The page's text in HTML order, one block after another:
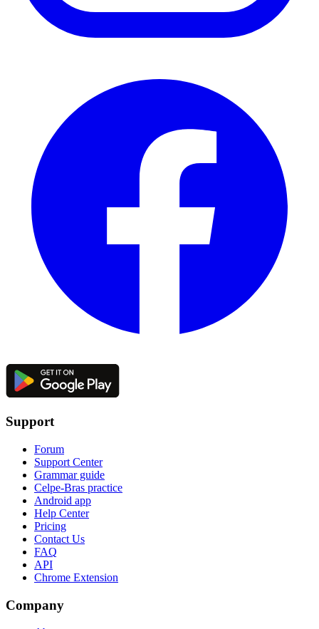
Support
Forum
Support Center
Grammar guide
Celpe-Bras practice
Android app
Help Center
Pricing
Contact Us
FAQ
API
Chrome Extension
Company